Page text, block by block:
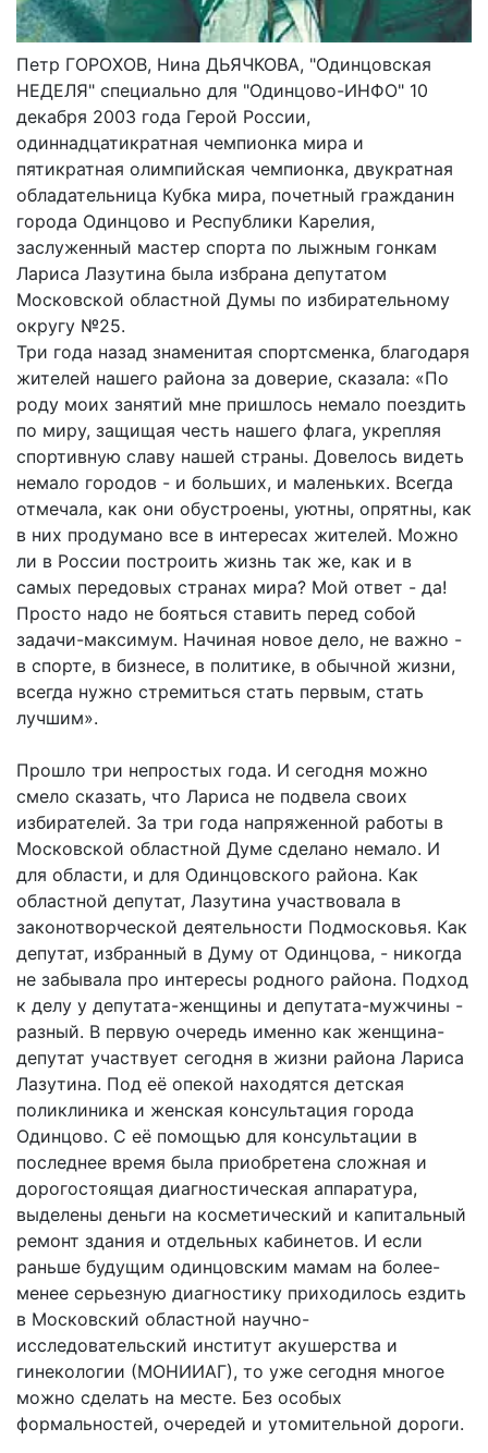
Петр ГОРОХОВ, Нина ДЬЯЧКОВА, "Одинцовская
НЕДЕЛЯ" специально для "Одинцово-ИНФО" 10
декабря 2003 года Герой России,
одиннадцатикратная чемпионка мира и
пятикратная олимпийская чемпионка, двукратная
обладательница Кубка мира, почетный гражданин
города Одинцово и Республики Карелия,
заслуженный мастер спорта по лыжным гонкам
Лариса Лазутина была избрана депутатом
Московской областной Думы по избирательному
округу №25.
Три года назад знаменитая спортсменка, благодаря
жителей нашего района за доверие, сказала: «По
роду моих занятий мне пришлось немало поездить
по миру, защищая честь нашего флага, укрепляя
спортивную славу нашей страны. Довелось видеть
немало городов - и больших, и маленьких. Всегда
отмечала, как они обустроены, уютны, опрятны, как
в них продумано все в интересах жителей. Можно
ли в России построить жизнь так же, как и в
самых передовых странах мира? Мой ответ - да!
Просто надо не бояться ставить перед собой
задачи-максимум. Начиная новое дело, не важно -
в спорте, в бизнесе, в политике, в обычной жизни,
всегда нужно стремиться стать первым, стать
лучшим».
Прошло три непростых года. И сегодня можно
смело сказать, что Лариса не подвела своих
избирателей. За три года напряженной работы в
Московской областной Думе сделано немало. И
для области, и для Одинцовского района. Как
областной депутат, Лазутина участвовала в
законотворческой деятельности Подмосковья. Как
депутат, избранный в Думу от Одинцова, - никогда
не забывала про интересы родного района. Подход
к делу у депутата-женщины и депутата-мужчины -
разный. В первую очередь именно как женщина-
депутат участвует сегодня в жизни района Лариса
Лазутина. Под её опекой находятся детская
поликлиника и женская консультация города
Одинцово. С её помощью для консультации в
последнее время была приобретена сложная и
дорогостоящая диагностическая аппаратура,
выделены деньги на косметический и капитальный
ремонт здания и отдельных кабинетов. И если
раньше будущим одинцовским мамам на более-
менее серьезную диагностику приходилось ездить
в Московский областной научно-
исследовательский институт акушерства и
гинекологии (МОНИИАГ), то уже сегодня многое
можно сделать на месте. Без особых
формальностей, очередей и утомительной дороги.